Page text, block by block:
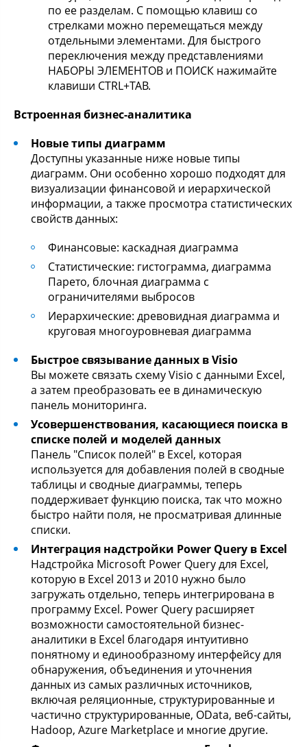
по ее разделам. С помощью клавиш со
стрелками можно перемещаться между
отдельными элементами. Для быстрого
переключения между представлениями
НАБОРЫ ЭЛЕМЕНТОВ и ПОИСК нажимайте
клавиши CTRL+TAB.
Встроенная бизнес-аналитика
Новые типы диаграмм
Доступны указанные ниже новые типы
диаграмм. Они особенно хорошо подходят для
визуализации финансовой и иерархической
информации, а также просмотра статистических
свойств данных:
Финансовые: каскадная диаграмма
Статистические: гистограмма, диаграмма
Парето, блочная диаграмма с
ограничителями выбросов
Иерархические: древовидная диаграмма и
круговая многоуровневая диаграмма
Быстрое связывание данных в Visio
Вы можете связать схему Visio с данными Excel,
а затем преобразовать ее в динамическую
панель мониторинга.
Усовершенствования, касающиеся поиска в
списке полей и моделей данных
Панель "Список полей" в Excel, которая
используется для добавления полей в сводные
таблицы и сводные диаграммы, теперь
поддерживает функцию поиска, так что можно
быстро найти поля, не просматривая длинные
списки.
Интеграция надстройки Power Query в Excel
Надстройка Microsoft Power Query для Excel,
которую в Excel 2013 и 2010 нужно было
загружать отдельно, теперь интегрирована в
программу Excel. Power Query расширяет
возможности самостоятельной бизнес-
аналитики в Excel благодаря интуитивно
понятному и единообразному интерфейсу для
обнаружения, объединения и уточнения
данных из самых различных источников,
включая реляционные, структурированные и
частично структурированные, OData, веб-сайты,
Hadoop, Azure Marketplace и многие другие.